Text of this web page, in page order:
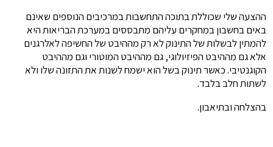
ההצעה שלי שכוללת בתוכה התחשבות במרכיבים הנוספים שאינם
באים בחשבון במחקרים עליהם מתבססים במערכת הבריאות היא
להמתין לבשלות של התינוק לא רק מההיבט של החשיפה לאלרגנים
אלא גם מההיבט הפיזיולוגי, גם מההיבט המוטורי וגם מההיבט
הקוגנטיבי. כאשר תינוק בשל הוא ישמח לשנות את התזונה שלו ולא
לשתות חלב בלבד.
בהצלחה ובתיאבון.